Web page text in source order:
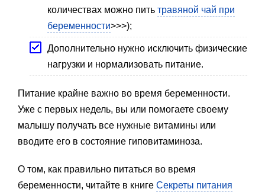
количествах можно пить травяной чай при
беременности>>>);
Дополнительно нужно исключить физические
нагрузки и нормализовать питание.
Питание крайне важно во время беременности.
Уже с первых недель, вы или помогаете своему
малышу получать все нужные витамины или
вводите его в состояние гиповитаминоза.
О том, как правильно питаться во время
беременности, читайте в книге Секреты питания